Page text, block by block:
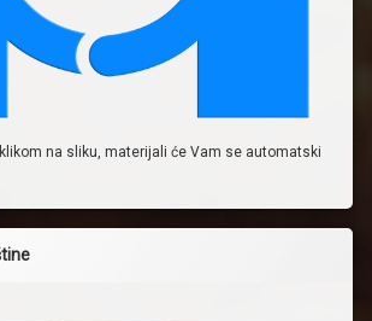
na sliku, materijali će Vam se automatski